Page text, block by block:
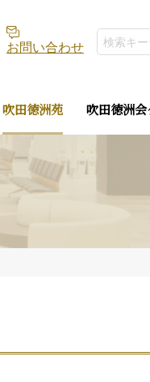
お問い合わせ
吹田徳洲苑 吹田徳洲